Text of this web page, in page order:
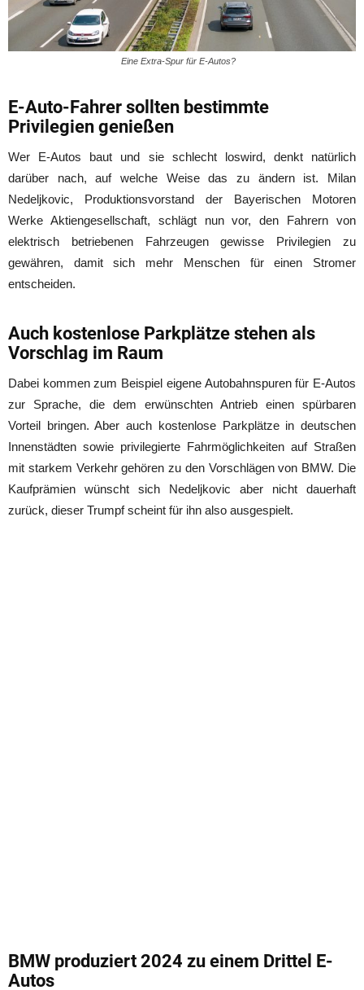
Eine Extra-Spur für E-Autos?
E-Auto-Fahrer sollten bestimmte
Privilegien genießen
Wer E-Autos baut und sie schlecht loswird, denkt natürlich
darüber nach, auf welche Weise das zu ändern ist. Milan
Nedeljkovic, Produktionsvorstand der Bayerischen Motoren
Werke Aktiengesellschaft, schlägt nun vor, den Fahrern von
elektrisch betriebenen Fahrzeugen gewisse Privilegien zu
gewähren, damit sich mehr Menschen für einen Stromer
entscheiden.
Auch kostenlose Parkplätze stehen als
Vorschlag im Raum
Dabei kommen zum Beispiel eigene Autobahnspuren für E-Autos
zur Sprache, die dem erwünschten Antrieb einen spürbaren
Vorteil bringen. Aber auch kostenlose Parkplätze in deutschen
Innenstädten sowie privilegierte Fahrmöglichkeiten auf Straßen
mit starkem Verkehr gehören zu den Vorschlägen von BMW. Die
Kaufprämien wünscht sich Nedeljkovic aber nicht dauerhaft
zurück, dieser Trumpf scheint für ihn also ausgespielt.
BMW produziert 2024 zu einem Drittel E-
Autos